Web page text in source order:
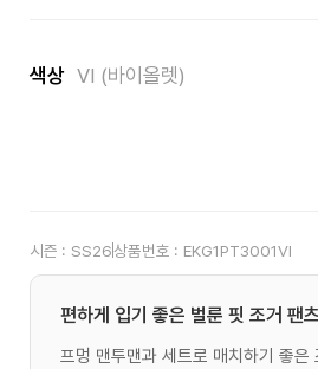
색상 VI (바이올렛)
시즌 : SS26상품번호 : EKG1PT3001VI
편하게 입기 좋은 벌룬 핏 조거 팬츠
프멍 맨투맨과 세트로 매치하기 좋은